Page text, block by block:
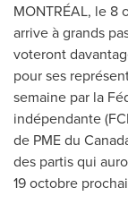
MONTRÉAL, le 8
arrive à grands
voteront
pour ses
semaine par la
indépendante
de PME du
des partis qui
19 octobre